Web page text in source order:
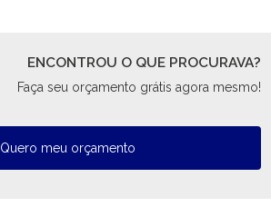
ENCONTROU O QUE PROCURAVA?
Faça seu orçamento grátis agora mesmo!
Quero meu orçamento